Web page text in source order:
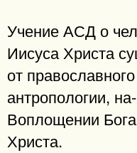
Учение АСД о
Иисуса Христа
от
антропологии,
Воплощении
Христа.